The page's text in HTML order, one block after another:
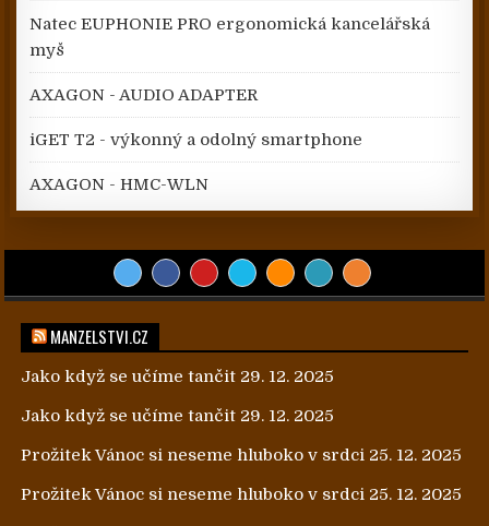
Natec EUPHONIE PRO ergonomická kancelářská
myš
AXAGON - AUDIO ADAPTER
iGET T2 - výkonný a odolný smartphone
AXAGON - HMC-WLN
MANZELSTVI.CZ
Jako když se učíme tančit 29. 12. 2025
Jako když se učíme tančit 29. 12. 2025
Prožitek Vánoc si neseme hluboko v srdci 25. 12. 2025
Prožitek Vánoc si neseme hluboko v srdci 25. 12. 2025